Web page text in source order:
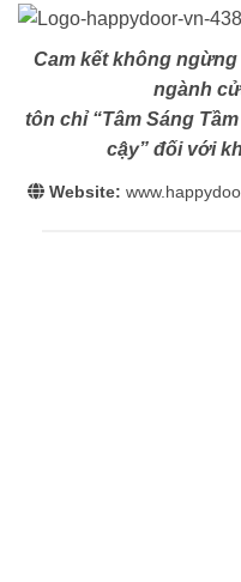
Cam kết không
ngành
tôn chỉ “Tâm Sáng
cậy” đối với
Website: